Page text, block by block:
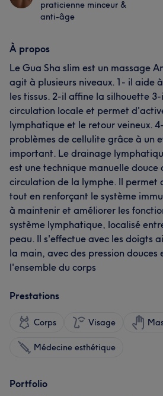
praticienne minceur &
anti-âge
À propos
Le Gua Sha slim est un massage
agit à plusieurs niveaux. 1- il aide
les tissus. 2-il affine la silhouette
circulation locale et permet
lymphatique et le retour veineux.
problèmes de cellulite grâce à un
important. Le drainage
est une technique manuelle douce
circulation de la lymphe. Il permet
tout en renforçant le système
à maintenir et améliorer les
système lymphatique, localisé
peau. Il s'effectue avec les doigts
la main, avec des pression douces
l'ensemble du corps
Prestations
Corps Visage
Médecine esthétique
Portfolio